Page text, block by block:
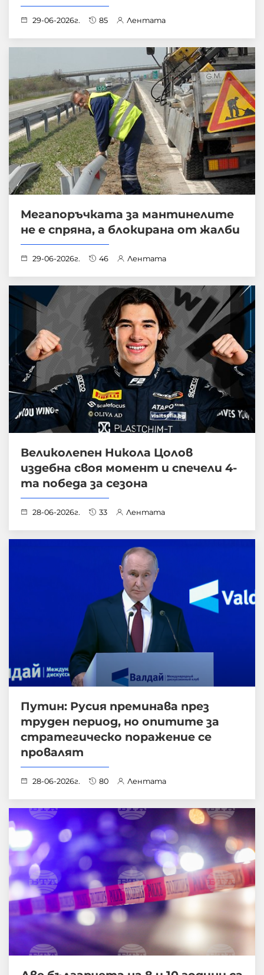
29-06-2026г. 85 Лентата
Мегапоръчката за мантинелите
не е спряна, а блокирана от жалби
29-06-2026г. 46 Лентата
Великолепен Никола Цолов
издебна своя момент и спечели 4-
та победа за сезона
28-06-2026г. 33 Лентата
Путин: Русия преминава през
труден период, но опитите за
стратегическо поражение се
провалят
28-06-2026г. 80 Лентата